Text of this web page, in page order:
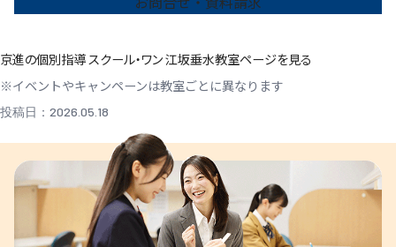
京進の個別指導 スクール・ワン 江坂垂水教室ページを見る
※イベントやキャンペーンは教室ごとに異なります
投稿日：2026.05.18